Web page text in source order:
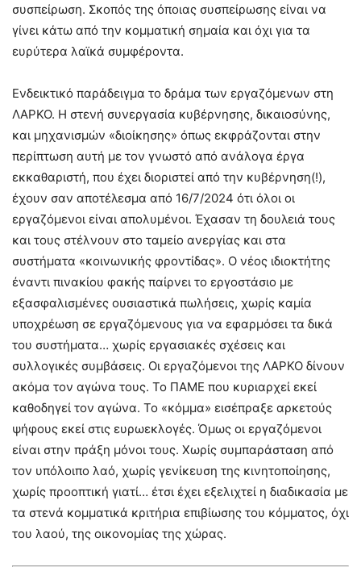
συσπείρωση. Σκοπός της όποιας συσπείρωσης είναι να
γίνει κάτω από την κομματική σημαία και όχι για τα
ευρύτερα λαϊκά συμφέροντα.
Ενδεικτικό παράδειγμα το δράμα των εργαζόμενων στη
ΛΑΡΚΟ. Η στενή συνεργασία κυβέρνησης, δικαιοσύνης,
και μηχανισμών «διοίκησης» όπως εκφράζονται στην
περίπτωση αυτή με τον γνωστό από ανάλογα έργα
εκκαθαριστή, που έχει διοριστεί από την κυβέρνηση(!),
έχουν σαν αποτέλεσμα από 16/7/2024 ότι όλοι οι
εργαζόμενοι είναι απολυμένοι. Έχασαν τη δουλειά τους
και τους στέλνουν στο ταμείο ανεργίας και στα
συστήματα «κοινωνικής φροντίδας». Ο νέος ιδιοκτήτης
έναντι πινακίου φακής παίρνει το εργοστάσιο με
εξασφαλισμένες ουσιαστικά πωλήσεις, χωρίς καμία
υποχρέωση σε εργαζόμενους για να εφαρμόσει τα δικά
του συστήματα… χωρίς εργασιακές σχέσεις και
συλλογικές συμβάσεις. Οι εργαζόμενοι της ΛΑΡΚΟ δίνουν
ακόμα τον αγώνα τους. Το ΠΑΜΕ που κυριαρχεί εκεί
καθοδηγεί τον αγώνα. Το «κόμμα» εισέπραξε αρκετούς
ψήφους εκεί στις ευρωεκλογές. Όμως οι εργαζόμενοι
είναι στην πράξη μόνοι τους. Χωρίς συμπαράσταση από
τον υπόλοιπο λαό, χωρίς γενίκευση της κινητοποίησης,
χωρίς προοπτική γιατί… έτσι έχει εξελιχτεί η διαδικασία με
τα στενά κομματικά κριτήρια επιβίωσης του κόμματος, όχι
του λαού, της οικονομίας της χώρας.